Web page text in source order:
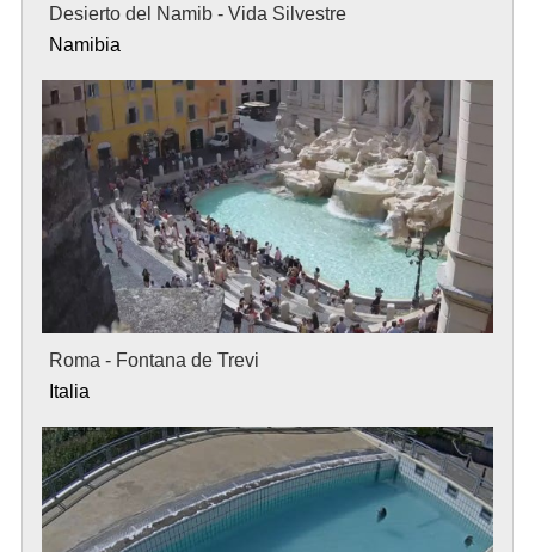
Desierto del Namib - Vida Silvestre
Namibia
Roma - Fontana de Trevi
Italia